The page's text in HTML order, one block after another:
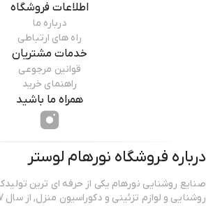
اطلاعات فروشگاه
درباره ما
راه های ارتباطی
خدمات مشتریان
قوانین مرجوعی
راهنمای خرید
همراه ما باشید
درباره فروشگاه نورهام لوستر
صنایع روشنایی نورهام یکی از حرفه ای ترین